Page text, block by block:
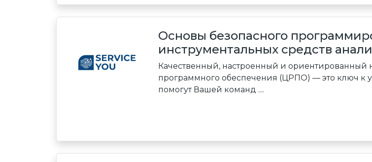
Основы безопасного
инструментальных средств
Качественный, настроенный и ориентированный
программного обеспечения (ЦРПО) — это ключ к
помогут Вашей команд ....